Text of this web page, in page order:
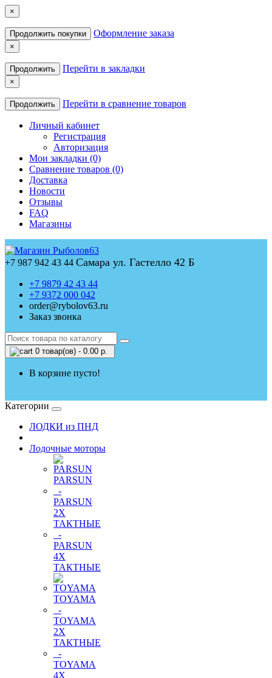
×
Продолжить покупки Оформление заказа
×
Продолжить Перейти в закладки
×
Продолжить Перейти в сравнение товаров
Личный кабинет
Регистрация
Авторизация
Мои закладки (0)
Сравнение товаров (0)
Доставка
Новости
Отзывы
FAQ
Магазины
+7 987 942 43 44 Самара ул. Гастелло 42 Б
+7 9879 42 43 44
+7 9372 000 042
order@rybolov63.ru
Заказ звонка
0 товар(ов) - 0.00 р.
В корзине пусто!
Категории
ЛОДКИ из ПНД
Лодочные моторы
PARSUN
-
PARSUN
2Х
ТАКТНЫЕ
-
PARSUN
4Х
ТАКТНЫЕ
TOYAMA
-
TOYAMA
2Х
ТАКТНЫЕ
-
TOYAMA
4Х